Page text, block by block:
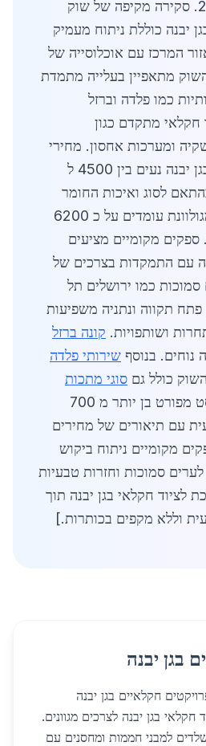
מעודכן לאפריל 2026. סקירה מקיפה של שוק
יבנה כוללת ניתוח מעמיק
המרכז עם אוכלוסייה של
השוק מתאפיין בעלייה מתמדת
כמו פלדה וברזל
חקלאי מתקדם כגון
ומערכות אחסון. מחירי
מתכת לציוד חקלאי בגן יבנה נעים בין 4500 ל
בהתאם לסוג ואיכות החומר
כאשר מחירי פלדה מגולוונת עומדים על כ 6200
מקומיים מציעים
עם התמקדות בצרכים של
כמו ירושלים תל
פתח תקווה ונתניה משפיעות
ושותפויות. קונה ברזל
נוחים. בנוסף שירותי פלדה
כולל גם סוגי מתכות
מגוונים. [המשך טקסט מפורט בן יותר מ 700
עם תיאורים של מחירים
מקומיים ניתוח ביקוש
קשרים לערים סמוכות וחזרות טבעיות
לציוד חקלאי בגן יבנה תוך
וללא מקפים בכותרות.]
בגן יבנה
חקלאיים בגן יבנה
בגן יבנה לצרכים מגוונים.
שלדים למבני חממות ומחסנים עם